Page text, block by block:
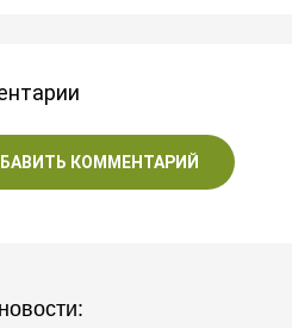
КОММЕНТАРИЙ